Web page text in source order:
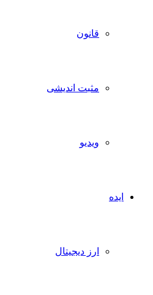
قانون
مثبت اندیشی
ویدیو
ایده
ارز دیجیتال